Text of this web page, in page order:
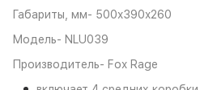
Габариты, мм- 500x390x260
Модель- NLU039
Производитель- Fox Rage